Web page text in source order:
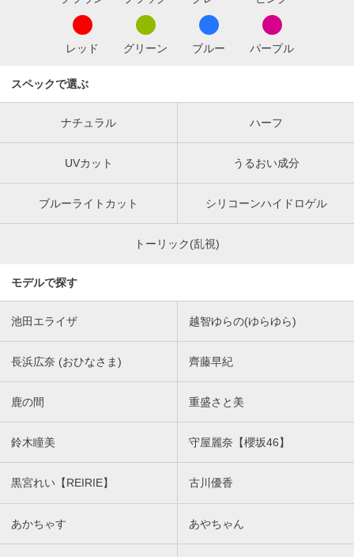
レッド グリーン ブルー パープル
スペックで選ぶ
ナチュラル ハーフ
UVカット うるおい成分
ブルーライトカット シリコーンハイドロゲル
トーリック(乱視)
モデルで探す
池田エライザ 越智ゆらの(ゆらゆら)
長浜広奈 (おひなさま) 齊藤早紀
鹿の間 重盛さと美
鈴木瞳美 守屋麗奈【櫻坂46】
黒宮れい【REIRIE】 古川優香
あかちゃす あやちゃん